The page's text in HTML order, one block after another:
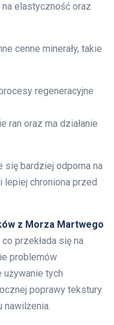
elastyczność oraz
cenne minerały, takie
regeneracyjne
ran oraz ma działanie
się bardziej odporna na
i lepiej chroniona przed
z Morza Martwego
przekłada się na
problemów
tych
poprawy tekstury
nawilżenia.